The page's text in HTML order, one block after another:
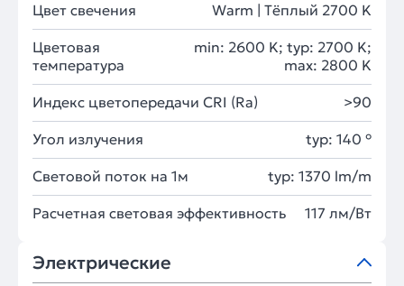
Цвет свечения Warm | Тёплый 2700 K
Цветовая
температура
min: 2600 K; typ: 2700 K;
max: 2800 K
Индекс цветопередачи CRI (Ra) >90
Угол излучения typ: 140 °
Световой поток на 1м typ: 1370 lm/m
Расчетная световая эффективность 117 лм/Вт
Электрические